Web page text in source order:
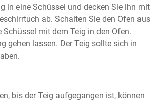
in eine Schüssel und decken Sie ihn mit
ab. Schalten Sie den Ofen aus
Schüssel mit dem Teig in den Ofen.
gehen lassen. Der Teig sollte sich in
bis der Teig aufgegangen ist, können